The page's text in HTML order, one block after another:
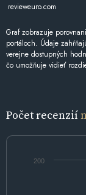
revieweuro.com
Graf zobrazuje
portáloch. Údaje
verejne dostupných
čo umožňuje vidieť
Počet recenzií
200